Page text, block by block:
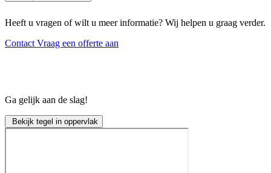
Heeft u vragen of wilt u meer informatie? Wij helpen u graag verder.
Contact Vraag een offerte aan
Ga gelijk aan de slag!
Bekijk tegel in oppervlak